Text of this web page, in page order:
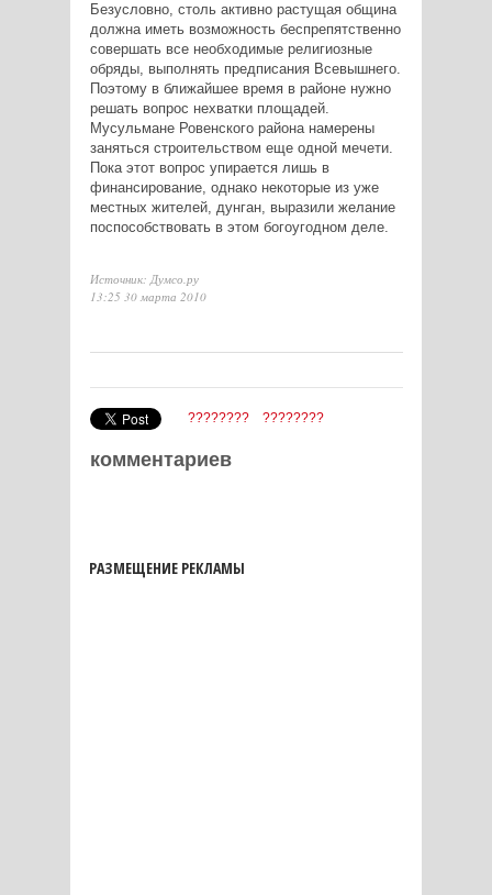
Безусловно, столь активно растущая община
должна иметь возможность беспрепятственно
совершать все необходимые религиозные
обряды, выполнять предписания Всевышнего.
Поэтому в ближайшее время в районе нужно
решать вопрос нехватки площадей.
Мусульмане Ровенского района намерены
заняться строительством еще одной мечети.
Пока этот вопрос упирается лишь в
финансирование, однако некоторые из уже
местных жителей, дунган, выразили желание
поспособствовать в этом богоугодном деле.
Источник: Думсо.ру
13:25 30 марта 2010
???????? ????????
комментариев
РАЗМЕЩЕНИЕ РЕКЛАМЫ